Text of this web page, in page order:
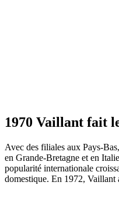
1970 Vaillant fait
Avec des filiales aux Pays-
en Grande-Bretagne et en
popularité internationale
domestique. En 1972,